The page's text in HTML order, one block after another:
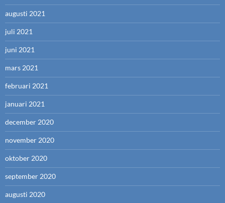
augusti 2021
juli 2021
juni 2021
mars 2021
februari 2021
januari 2021
december 2020
november 2020
oktober 2020
september 2020
augusti 2020